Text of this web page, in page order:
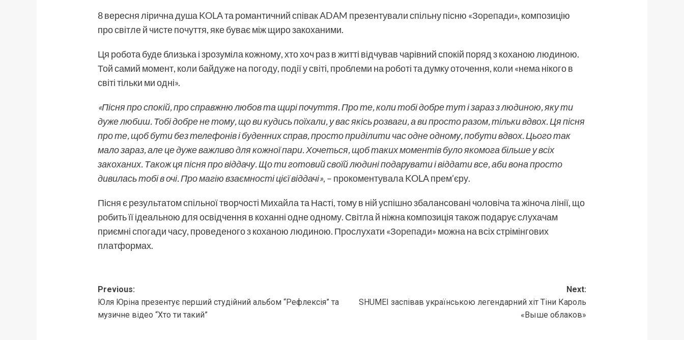
8 вересня лірична душа KOLAта романтичний співакADAM презентували спільну пісню «Зорепади», композицію
про світле й чисте почуття, яке буває між щиро закоханими.
Ця робота буде близька і зрозуміла кожному, хто хоч раз в житті відчував чарівний спокій поряд з коханою людиною.
Той самий момент, коли байдуже на погоду, події у світі, проблеми на роботі та думку оточення, коли «нема нікого в
світі тільки ми одні».
«Пісня про спокій, про справжню любов та щирі почуття. Про те, коли тобі добре тут і зараз з людиною, яку ти
дуже любиш. Тобі добре не тому, що ви кудись поїхали, у вас якісь розваги, а ви просто разом, тільки вдвох. Ця пісня
про те, щоб бути без телефонів і буденних справ, просто приділити час одне одному, побути вдвох. Цього так
мало зараз, але це дуже важливо для кожної пари. Хочеться, щоб таких моментів було якомога більше у всіх
закоханих. Також ця пісня про віддачу. Що ти готовий своїй людині подарувати і віддати все, аби вона просто
дивилась тобі в очі. Про магію взаємності цієї віддачі», – прокоментувала KOLA прем’єру.
Пісня є результатом спільної творчості Михайла та Насті, тому в ній успішно збалансовані чоловіча та жіноча лінії, що
робить її ідеальною для освідчення в коханні одне одному. Світла й ніжна композиція також подарує слухачам
приємні спогади часу, проведеного з коханою людиною. Прослухати «Зорепади» можна на всіх стрімінгових
платформах.
Post
navigation
Previous:
Юля Юріна презентує перший студійний альбом “Рефлексія” та
музичне відео “Хто ти такий”
Next:
SHUMEI заспівав українською легендарний хіт Тіни Кароль
«Выше облаков»